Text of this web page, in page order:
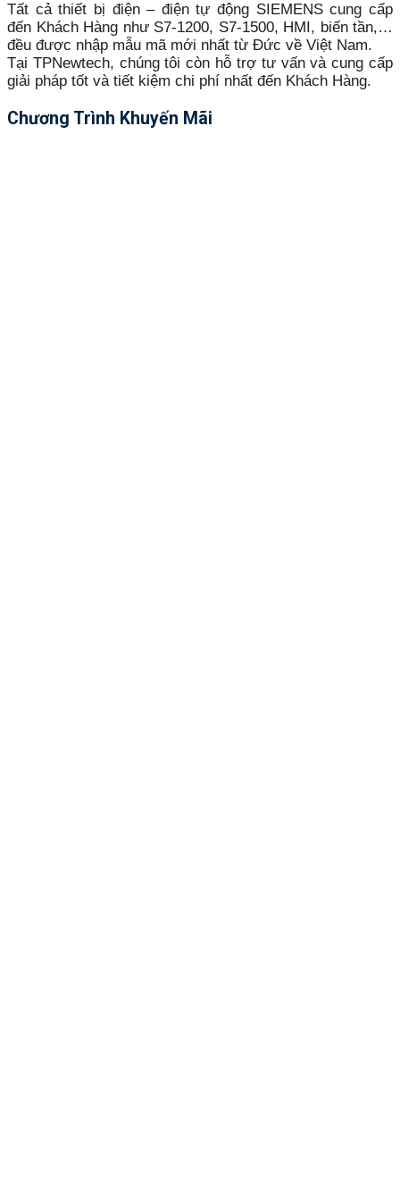
Tất cả thiết bị điện – điện tự động SIEMENS cung cấp
đến Khách Hàng như S7-1200, S7-1500, HMI, biến tần,…
đều được nhập mẫu mã mới nhất từ Đức về Việt Nam.
Tại TPNewtech, chúng tôi còn hỗ trợ tư vấn và cung cấp
giải pháp tốt và tiết kiệm chi phí nhất đến Khách Hàng.
Chương Trình Khuyến Mãi